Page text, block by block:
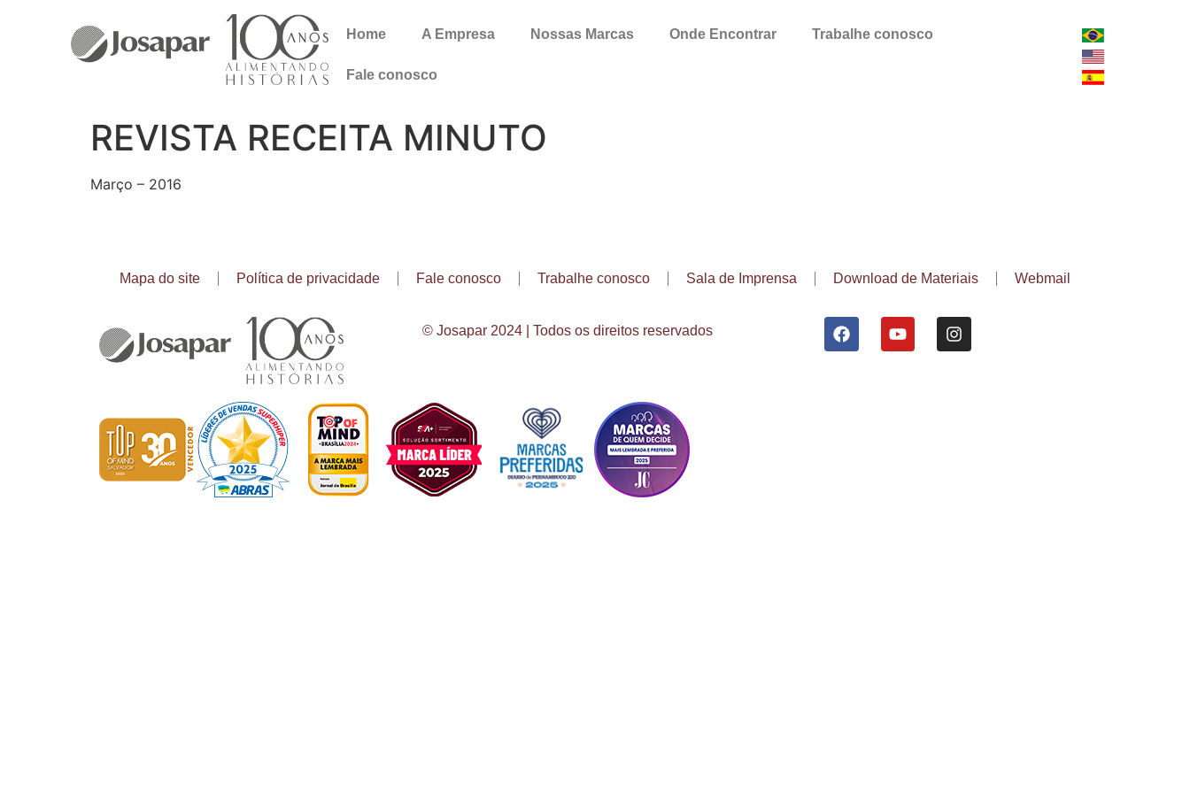
Home A Empresa Nossas Marcas Onde Encontrar Trabalhe conosco
Fale conosco
REVISTA RECEITA MINUTO
Março – 2016
Mapa do site Política de privacidade Fale conosco Trabalhe conosco Sala de Imprensa Download de Materiais Webmail
© Josapar 2024 | Todos os direitos reservados